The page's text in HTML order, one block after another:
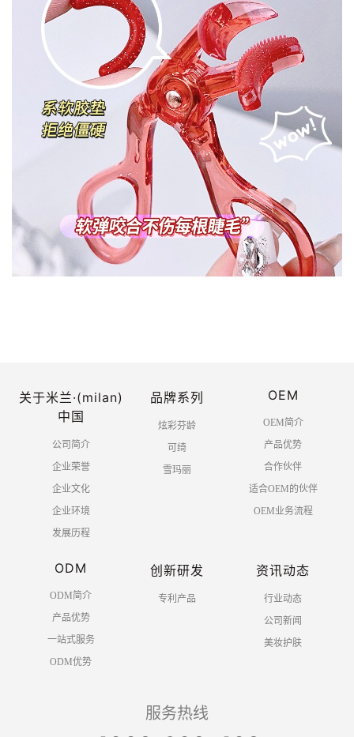
关于米兰·(milan)
中国
公司简介
企业荣誉
企业文化
企业环境
发展历程
品牌系列
炫彩芬龄
可绮
雪玛丽
OEM
OEM简介
产品优势
合作伙伴
适合OEM的伙伴
OEM业务流程
ODM
ODM简介
产品优势
一站式服务
ODM优势
创新研发
专利产品
资讯动态
行业动态
公司新闻
美妆护肤
服务热线